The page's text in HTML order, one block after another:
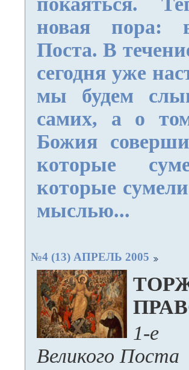
новая пора:
Поста. В
сегодня уже
мы будем
самих, а о
Божия
которые
которые
мыслью...
№4 (13) АПРЕЛЬ 2005
1-е
Великого Поста